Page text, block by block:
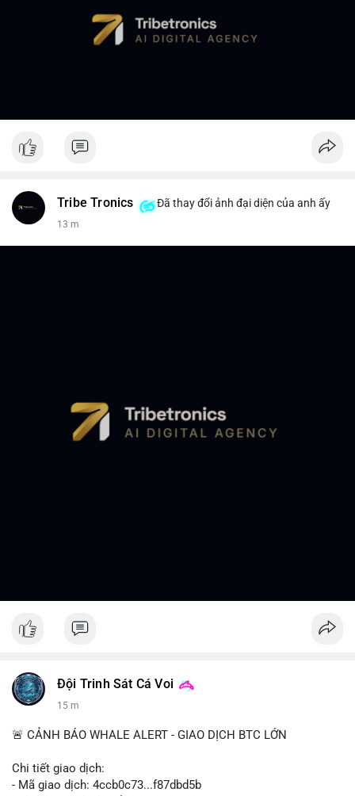
Tribe Tronics Đã thay đổi ảnh đại diện của anh ấy
13 m
Đội Trinh Sát Cá Voi
15 m
🚨 CẢNH BÁO WHALE ALERT - GIAO DỊCH BTC LỚN
Chi tiết giao dịch:
- Mã giao dịch: 4ccb0c73...f87dbd5b